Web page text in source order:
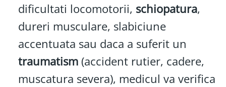
dificultati locomotorii, schiopatura,
dureri musculare, slabiciune
accentuata sau daca a suferit un
traumatism(accident rutier, cadere,
muscatura severa), medicul va verifica